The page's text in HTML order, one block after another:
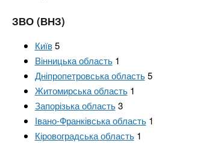
ЗВО (ВНЗ)
Київ 5
Вінницька область 1
Дніпропетровська область 5
Житомирська область 1
Запорізька область 3
Івано-Франківська область 1
Кіровоградська область 1